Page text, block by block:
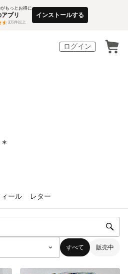
もっとお得に
プリ
3万件以上
インストールする
ログイン
ール レター
すべて 販売中